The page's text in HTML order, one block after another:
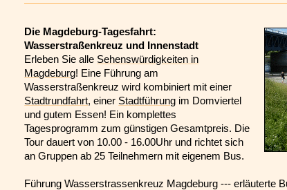
Die Magdeburg-Tagesfahrt:
Wasserstraßenkreuz und Innenstadt
Erleben Sie alle Sehenswürdigkeiten in
Magdeburg! Eine Führung am
Wasserstraßenkreuz wird kombiniert mit einer
Stadtrundfahrt, einer Stadtführung im Domviertel
und gutem Essen! Ein komplettes
Tagesprogramm zum günstigen Gesamtpreis. Die
Tour dauert von 10.00 - 16.00Uhr und richtet sich
an Gruppen ab 25 Teilnehmern mit eigenem Bus.
Führung Wasserstrassenkreuz Magdeburg --- erläuterte